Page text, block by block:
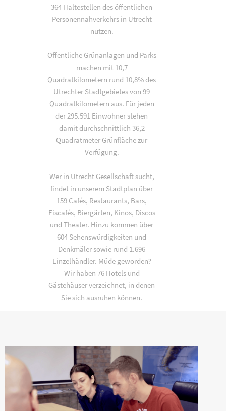
364 Haltestellen des öffentlichen
Personennahverkehrs in Utrecht
nutzen.
Öffentliche Grünanlagen und Parks
machen mit 10,7
Quadratkilometern rund 10,8% des
Utrechter Stadtgebietes von 99
Quadratkilometern aus. Für jeden
der 295.591 Einwohner stehen
damit durchschnittlich 36,2
Quadratmeter Grünfläche zur
Verfügung.
Wer in Utrecht Gesellschaft sucht,
findet in unserem Stadtplan über
159 Cafés, Restaurants, Bars,
Eiscafés, Biergärten, Kinos, Discos
und Theater. Hinzu kommen über
604 Sehenswürdigkeiten und
Denkmäler sowie rund 1.696
Einzelhändler. Müde geworden?
Wir haben 76 Hotels und
Gästehäuser verzeichnet, in denen
Sie sich ausruhen können.